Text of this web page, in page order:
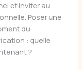
et inviter au
Poser une
du
: quelle
?